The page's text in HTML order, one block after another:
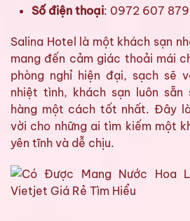
Số điện thoại: 0972 607 879
Salina Hotel là một khách sạn
mang đến cảm giác thoải mái
phòng nghỉ hiện đại, sạch sẽ
nhiệt tình, khách sạn luôn sẵn
hàng một cách tốt nhất. Đây
vời cho những ai tìm kiếm một
yên tĩnh và dễ chịu.